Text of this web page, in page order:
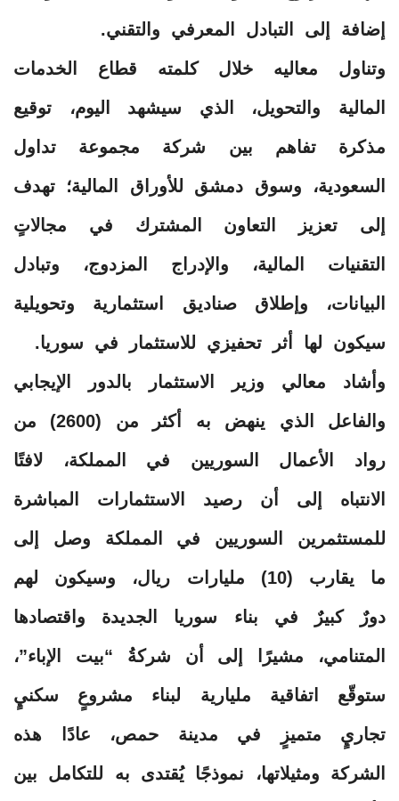
إضافة إلى التبادل المعرفي والتقني.
وتناول معاليه خلال كلمته قطاع الخدمات
المالية والتحويل، الذي سيشهد اليوم، توقيع
مذكرة تفاهم بين شركة مجموعة تداول
السعودية، وسوق دمشق للأوراق المالية؛ تهدف
إلى تعزيز التعاون المشترك في مجالاتٍ
التقنيات المالية، والإدراج المزدوج، وتبادل
البيانات، وإطلاق صناديق استثمارية وتحويلية
سيكون لها أثر تحفيزي للاستثمار في سوريا.
وأشاد معالي وزير الاستثمار بالدور الإيجابي
والفاعل الذي ينهض به أكثر من (2600) من
رواد الأعمال السوريين في المملكة، لافتًا
الانتباه إلى أن رصيد الاستثمارات المباشرة
للمستثمرين السوريين في المملكة وصل إلى
ما يقارب (10) مليارات ريال، وسيكون لهم
دورٌ كبيرٌ في بناء سوريا الجديدة واقتصادها
المتنامي، مشيرًا إلى أن شركةُ “بيت الإباء”،
ستوقّع اتفاقية مليارية لبناء مشروعٍ سكنيٍ
تجاريٍ متميزٍ في مدينة حمص، عادًا هذه
الشركة ومثيلاتها، نموذجًا يُقتدى به للتكامل بين